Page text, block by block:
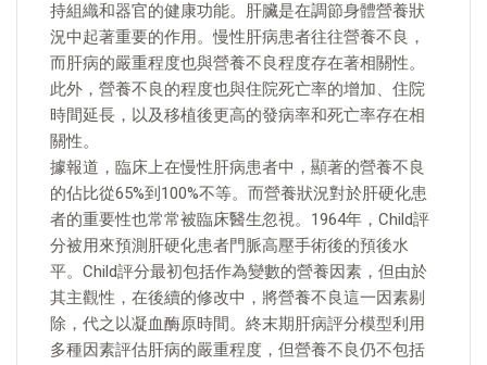
持組織和器官的健康功能。肝臟是在調節身體營養狀
況中起著重要的作用。慢性肝病患者往往營養不良，
而肝病的嚴重程度也與營養不良程度存在著相關性。
此外，營養不良的程度也與住院死亡率的增加、住院
時間延長，以及移植後更高的發病率和死亡率存在相
關性。
據報道，臨床上在慢性肝病患者中，顯著的營養不良
的佔比從65%到100%不等。而營養狀況對於肝硬化患
者的重要性也常常被臨床醫生忽視。1964年，Child評
分被用來預測肝硬化患者門脈高壓手術後的預後水
平。Child評分最初包括作為變數的營養因素，但由於
其主觀性，在後續的修改中，將營養不良這一因素剔
除，代之以凝血酶原時間。終末期肝病評分模型利用
多種因素評估肝病的嚴重程度，但營養不良仍不包括